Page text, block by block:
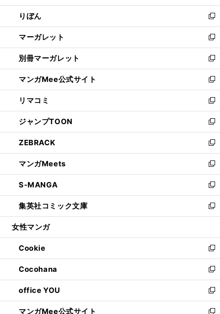
開
く
ウ
で
開
く
ン
ド
ウ
で
開
く
ウ
ィ
ン
ド
ウ
で
開
く
りぼん
新
し
い
ウ
ィ
ン
ド
ウ
で
開
く
マーガレット
新
し
い
ウ
ィ
ン
ド
ウ
で
開
く
別冊マーガレット
新
し
い
ウ
ィ
ン
ド
ウ
で
開
く
マンガMee公式サイト
新
し
い
ウ
ィ
ン
ド
ウ
で
開
く
リマコミ
新
し
い
ウ
ィ
ン
ド
ウ
で
開
く
ジャンプTOON
新
し
い
ウ
ィ
ン
ド
ウ
で
開
ZEBRACK
新
し
い
ウ
ィ
ン
ド
ウ
開
く
マンガMeets
新
し
い
ウ
ィ
ン
ウ
で
開
く
S-MANGA
新
し
い
ウ
ン
ド
ウ
で
開
く
集英社コミック文庫
新
し
ウ
ィ
ン
ド
ウ
で
開
く
女性マンガ
Cookie
新
し
い
ウ
ィ
ン
ド
Cocohana
新
し
い
ウ
office YOU
新
し
マンガMee公式サイト